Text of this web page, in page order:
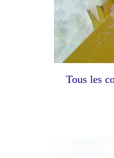
Tous les